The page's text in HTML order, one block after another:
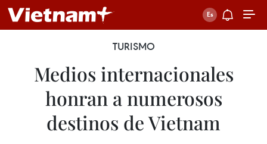
TURISMO
Medios internacionales
honran a numerosos
destinos de Vietnam